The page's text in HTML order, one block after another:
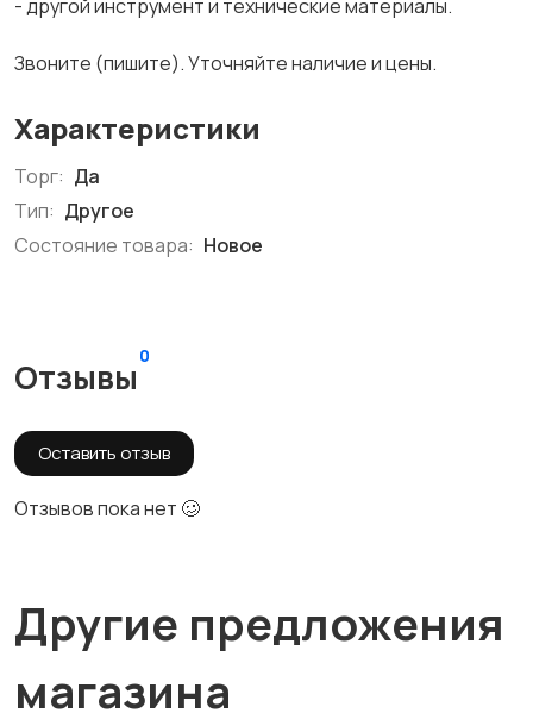
- другой инструмент и технические материалы.
Звоните (пишите). Уточняйте наличие и цены.
Характеристики
Торг: Да
Тип: Другое
Состояние товара: Новое
Отзывы
0
Оставить отзыв
Отзывов пока нет 🥴
Другие предложения
магазина